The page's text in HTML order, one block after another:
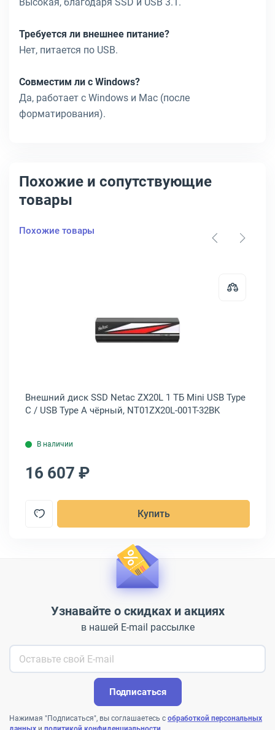
Требуется ли внешнее питание?
Нет, питается по USB.
Совместим ли с Windows?
Да, работает с Windows и Mac (после
форматирования).
Похожие и сопутствующие
товары
Похожие товары
WDBU6Y0050BBK-WESN
HDD ADATA HV320 2 ТБ 2.5" USB Type A белый, AHV320-2TU31-
Открыть товар: Внешний диск
Внешний диск SSD Netac ZX20L 1 ТБ Mini USB Type
C / USB Type A чёрный, NT01ZX20L-001T-32BK
В наличии
16 607 ₽
Купить
Узнавайте о скидках и акциях
в нашей E-mail рассылке
Подписаться
Нажимая "Подписаться", вы соглашаетесь с обработкой персональных